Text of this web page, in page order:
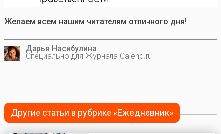
Желаем всем нашим читателям отличного дня!
Дарья Насибулина
Специально для Журнала Calend.ru
Другие статьи в рубрике «Ежедневник»